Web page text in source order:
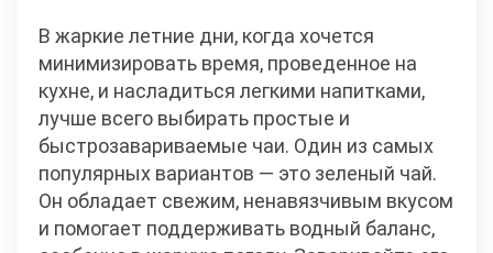
В жаркие летние дни, когда хочется
минимизировать время, проведенное на
кухне, и насладиться легкими напитками,
лучше всего выбирать простые и
быстрозавариваемые чаи. Один из самых
популярных вариантов — это зеленый чай.
Он обладает свежим, ненавязчивым вкусом
и помогает поддерживать водный баланс,